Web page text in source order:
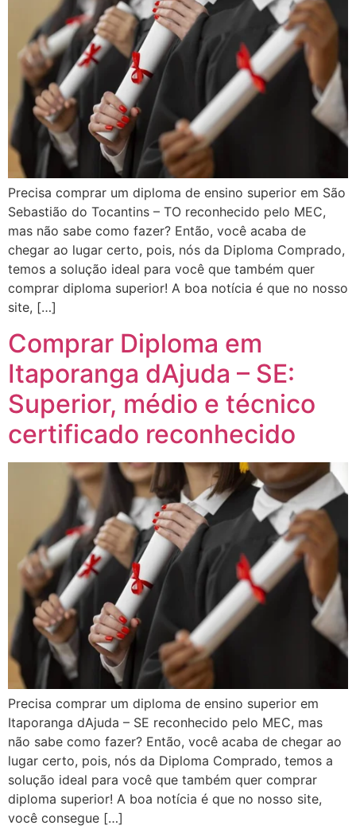
Precisa comprar um diploma de ensino superior em São
Sebastião do Tocantins – TO reconhecido pelo MEC,
mas não sabe como fazer? Então, você acaba de
chegar ao lugar certo, pois, nós da Diploma Comprado,
temos a solução ideal para você que também quer
comprar diploma superior! A boa notícia é que no nosso
site, […]
Comprar Diploma em
Itaporanga dAjuda – SE:
Superior, médio e técnico
certificado reconhecido
Precisa comprar um diploma de ensino superior em
Itaporanga dAjuda – SE reconhecido pelo MEC, mas
não sabe como fazer? Então, você acaba de chegar ao
lugar certo, pois, nós da Diploma Comprado, temos a
solução ideal para você que também quer comprar
diploma superior! A boa notícia é que no nosso site,
você consegue […]